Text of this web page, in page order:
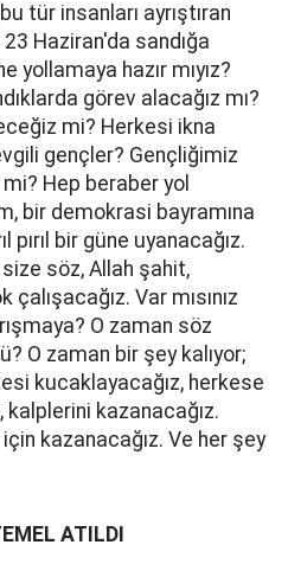
tür insanları ayrıştıran
Haziran'da sandığa
yollamaya hazır mıyız?
görev alacağız mı?
mi? Herkesi ikna
gençler? Gençliğimiz
Hep beraber yol
bir demokrasi bayramına
pırıl bir güne uyanacağız.
söz, Allah şahit,
çalışacağız. Var mısınız
O zaman söz
O zaman bir şey kalıyor;
kucaklayacağız, herkese
kalplerini kazanacağız.
kazanacağız. Ve her şey
ATILDI